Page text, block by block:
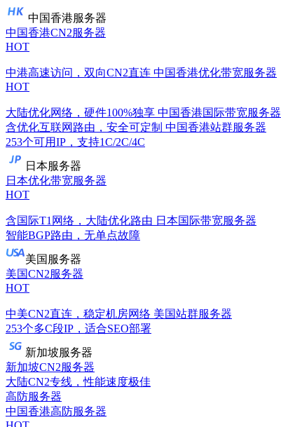
中国香港服务器
中国香港CN2服务器
HOT
中港高速访问，双向CN2直连 中国香港优化带宽服务器
HOT
大陆优化网络，硬件100%独享 中国香港国际带宽服务器
含优化互联网路由，安全可定制 中国香港站群服务器
253个可用IP，支持1C/2C/4C
日本服务器
日本优化带宽服务器
HOT
含国际T1网络，大陆优化路由 日本国际带宽服务器
智能BGP路由，无单点故障
美国服务器
美国CN2服务器
HOT
中美CN2直连，稳定机房网络 美国站群服务器
253个多C段IP，适合SEO部署
新加坡服务器
新加坡CN2服务器
大陆CN2专线，性能速度极佳
高防服务器
中国香港高防服务器